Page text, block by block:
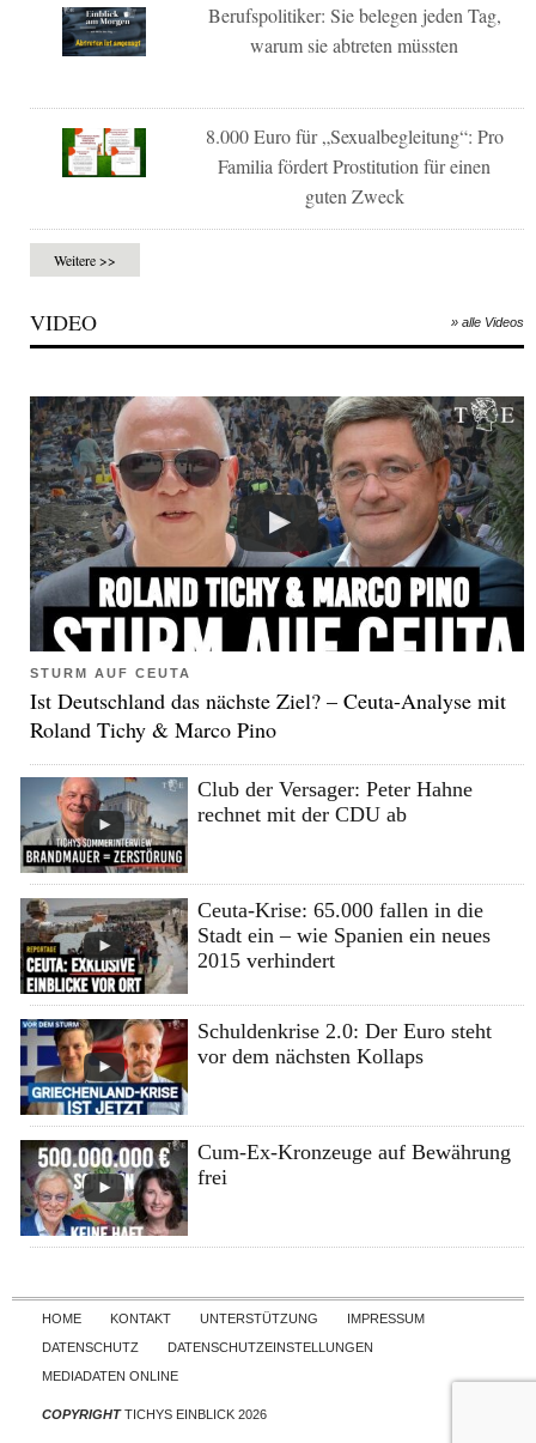
Berufspolitiker: Sie belegen jeden Tag,
warum sie abtreten müssten
8.000 Euro für „Sexualbegleitung“: Pro
Familia fördert Prostitution für einen
guten Zweck
Weitere >>
VIDEO » alle Videos
STURM AUF CEUTA
Ist Deutschland das nächste Ziel? – Ceuta-Analyse mit
Roland Tichy & Marco Pino
Club der Versager: Peter Hahne
rechnet mit der CDU ab
Ceuta-Krise: 65.000 fallen in die
Stadt ein – wie Spanien ein neues
2015 verhindert
Schuldenkrise 2.0: Der Euro steht
vor dem nächsten Kollaps
Cum-Ex-Kronzeuge auf Bewährung
frei
Skip to content
HOME KONTAKT UNTERSTÜTZUNG
IMPRESSUM
DATENSCHUTZ
DATENSCHUTZEINSTELLUNGEN
MEDIADATEN ONLINE
COPYRIGHTTICHYS EINBLICK 2026